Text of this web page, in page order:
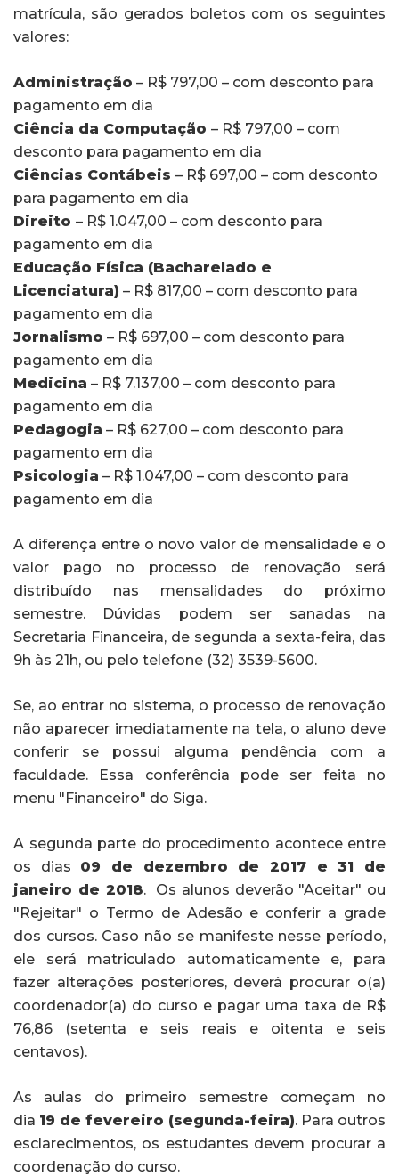
matrícula, são gerados boletos com os seguintes
valores:
Administração – R$ 797,00 – com desconto para
pagamento em dia
Ciência da Computação – R$ 797,00 – com
desconto para pagamento em dia
Ciências Contábeis – R$ 697,00 – com desconto
para pagamento em dia
Direito – R$ 1.047,00 – com desconto para
pagamento em dia
Educação Física (Bacharelado e
Licenciatura) – R$ 817,00 – com desconto para
pagamento em dia
Jornalismo – R$ 697,00 – com desconto para
pagamento em dia
Medicina – R$ 7.137,00 – com desconto para
pagamento em dia
Pedagogia – R$ 627,00 – com desconto para
pagamento em dia
Psicologia – R$ 1.047,00 – com desconto para
pagamento em dia
A diferença entre o novo valor de mensalidade e o
valor pago no processo de renovação será
distribuído nas mensalidades do próximo
semestre. Dúvidas podem ser sanadas na
Secretaria Financeira, de segunda a sexta-feira, das
9h às 21h, ou pelo telefone (32) 3539-5600.
Se, ao entrar no sistema, o processo de renovação
não aparecer imediatamente na tela, o aluno deve
conferir se possui alguma pendência com a
faculdade. Essa conferência pode ser feita no
menu "Financeiro" do Siga.
A segunda parte do procedimento acontece entre
os dias 09 de dezembro de 2017 e 31 de
janeiro de 2018. Os alunos deverão "Aceitar" ou
"Rejeitar" o Termo de Adesão e conferir a grade
dos cursos. Caso não se manifeste nesse período,
ele será matriculado automaticamente e, para
fazer alterações posteriores, deverá procurar o(a)
coordenador(a) do curso e pagar uma taxa de R$
76,86 (setenta e seis reais e oitenta e seis
centavos).
As aulas do primeiro semestre começam no
dia 19 de fevereiro (segunda-feira). Para outros
esclarecimentos, os estudantes devem procurar a
coordenação do curso.